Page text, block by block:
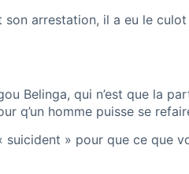
arrestation, il a eu le
Belinga, qui n’est que la
q’un homme puisse se
» pour que ce